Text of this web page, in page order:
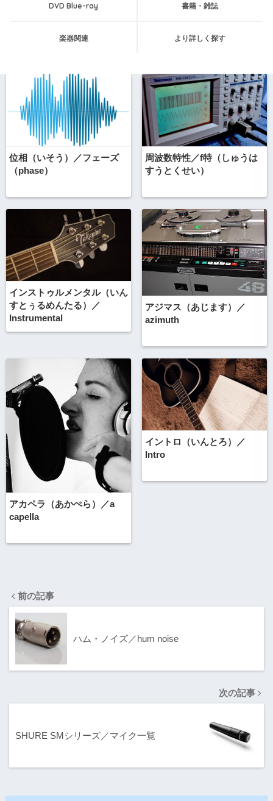
DVD Blue-ray 書籍・雑誌
楽器関連 より詳しく探す
位相（いそう）／フェーズ
（phase）
周波数特性／f特（しゅうは
すうとくせい）
インストゥルメンタル（いん
すとぅるめんたる）／
Instrumental
アジマス（あじます）／
azimuth
アカペラ（あかぺら）／a
capella
イントロ（いんとろ）／
Intro
前の記事
ハム・ノイズ／hum noise
次の記事
SHURE SMシリーズ／マイク一覧